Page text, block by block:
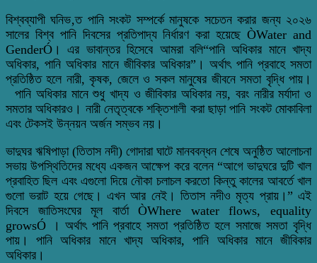
বিশ্বব্যাপী ঘনিভ‚ত পানি সংকট সম্পর্কে মানুষকে সচেতন করার জন্য ২০২৬
সালের বিশ্ব পানি দিবসের প্রতিপাদ্য নির্ধারণ করা হয়েছে ÒWater and
GenderÓ। এর ভাবান্তর হিসেবে আমরা বলি“পানি অধিকার মানে খাদ্য
অধিকার, পানি অধিকার মানে জীবিকার অধিকার”। অর্থাৎ পানি প্রবাহে সমতা
প্রতিষ্ঠিত হলে নারী, কৃষক, জেলে ও সকল মানুষের জীবনে সমতা বৃদ্ধি পায়।
পানি অধিকার মানে শুধু খাদ্য ও জীবিকার অধিকার নয়, বরং নারীর মর্যাদা ও
সমতার অধিকারও। নারী নেতৃত্বকে শক্তিশালী করা ছাড়া পানি সংকট মোকাবিলা
এবং টেকসই উন্নয়ন অর্জন সম্ভব নয়।
ভাদুঘর ঋষিপাড়া (তিতাস নদী) গোদারা ঘাটে মানববন্ধন শেষে অনুষ্ঠিত আলোচনা
সভায় উপস্থিতিদের মধ্যে একজন আক্ষেপ করে বলেন “আগে ভাদুঘরে দুটি খাল
প্রবাহিত ছিল এবং এগুলো দিয়ে নৌকা চলাচল করতো কিন্তু কালের আবর্তে খাল
গুলো ভরাট হয়ে গেছে। এখন আর নেই। তিতাস নদীও মৃত্য প্রায়।” এই
দিবসে জাতিসংঘের মূল বার্তা ÒWhere water flows, equality
growsÓ । অর্থাৎ পানি প্রবাহে সমতা প্রতিষ্ঠিত হলে সমাজে সমতা বৃদ্ধি
পায়। পানি অধিকার মানে খাদ্য অধিকার, পানি অধিকার মানে জীবিকার
অধিকার।